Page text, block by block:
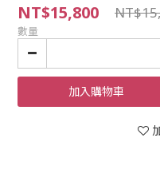
NT$15,800
數量
加入購物車